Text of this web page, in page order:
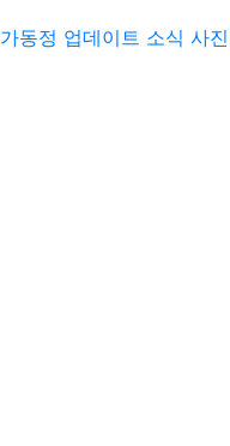
동정 업데이트 소식 사